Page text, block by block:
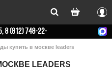
Вход
8 (812) 748-22-
купить в москве leaders
LEADERS